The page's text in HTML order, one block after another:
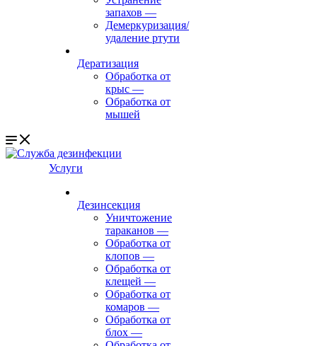
запахов —
Демеркуризация/
удаление ртути
Дератизация
Обработка от
крыс —
Обработка от
мышей
Услуги
Дезинсекция
Уничтожение
тараканов —
Обработка от
клопов —
Обработка от
клещей —
Обработка от
комаров —
Обработка от
блох —